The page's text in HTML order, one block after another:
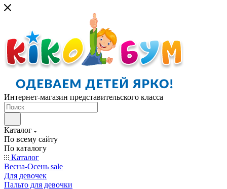
Интернет-магазин представительского класса
Каталог
По всему сайту
По каталогу
Каталог
Весна-Осень sale
Для девочек
Пальто для девочки